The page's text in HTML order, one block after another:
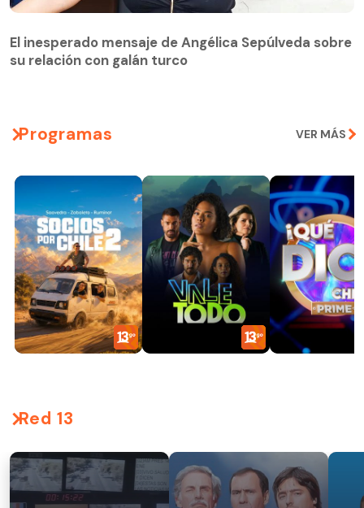
El inesperado mensaje de Angélica Sepúlveda sobre
su relación con galán turco
Programas VER MÁS
Red 13